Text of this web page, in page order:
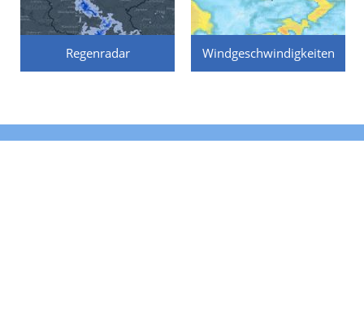
Regenradar Windgeschwindigkeiten